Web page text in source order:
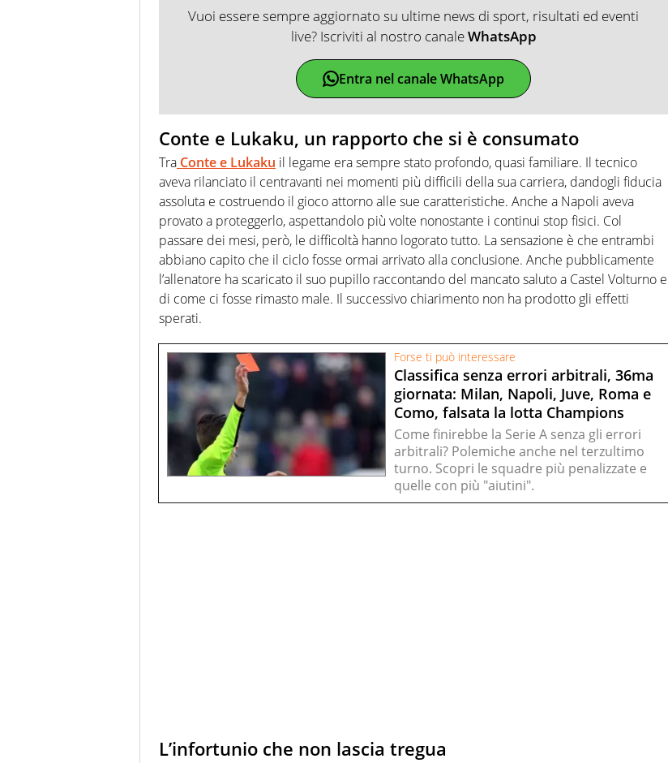
Vuoi essere sempre aggiornato su ultime news di sport, risultati ed eventi
live? Iscriviti al nostro canaleWhatsApp
Entra nel canale WhatsApp
Conte e Lukaku, un rapporto che si è consumato
Tra Conte e Lukaku il legame era sempre stato profondo, quasi familiare. Il tecnico
aveva rilanciato il centravanti nei momenti più difficili della sua carriera, dandogli fiducia
assoluta e costruendo il gioco attorno alle sue caratteristiche. Anche a Napoli aveva
provato a proteggerlo, aspettandolo più volte nonostante i continui stop fisici. Col
passare dei mesi, però, le difficoltà hanno logorato tutto. La sensazione è che entrambi
abbiano capito che il ciclo fosse ormai arrivato alla conclusione. Anche pubblicamente
l’allenatore ha scaricato il suo pupillo raccontando del mancato saluto a Castel Volturno e
di come ci fosse rimasto male. Il successivo chiarimento non ha prodotto gli effetti
sperati.
Forse ti può interessare
Classifica senza errori arbitrali, 36ma
giornata: Milan, Napoli, Juve, Roma e
Como, falsata la lotta Champions
Come finirebbe la Serie A senza gli errori
arbitrali? Polemiche anche nel terzultimo
turno. Scopri le squadre più penalizzate e
quelle con più "aiutini".
L’infortunio che non lascia tregua